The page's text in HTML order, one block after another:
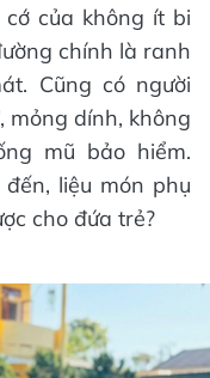
của không ít bi
chính là ranh
Cũng có người
mỏng dính, không
mũ bảo hiểm.
liệu món phụ
cho đứa trẻ?